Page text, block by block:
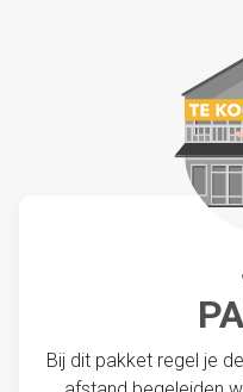
Bij dit pakket regel je